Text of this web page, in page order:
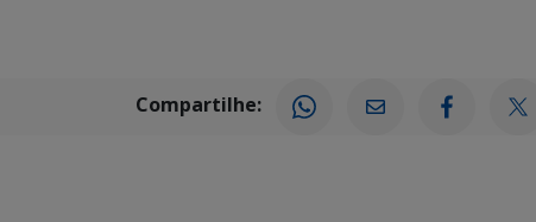
Compartilhe: